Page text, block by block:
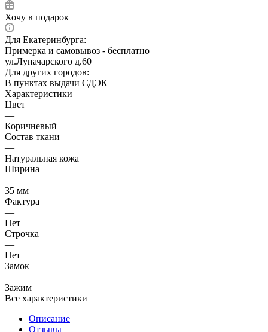
Хочу в подарок
Для Екатеринбурга:
Примерка и самовывоз - бесплатно
ул.Луначарского д.60
Для других городов:
В пунктах выдачи СДЭК
Характеристики
Цвет
—
Коричневый
Состав ткани
—
Натуральная кожа
Ширина
—
35 мм
Фактура
—
Нет
Строчка
—
Нет
Замок
—
Зажим
Все характеристики
Описание
Отзывы